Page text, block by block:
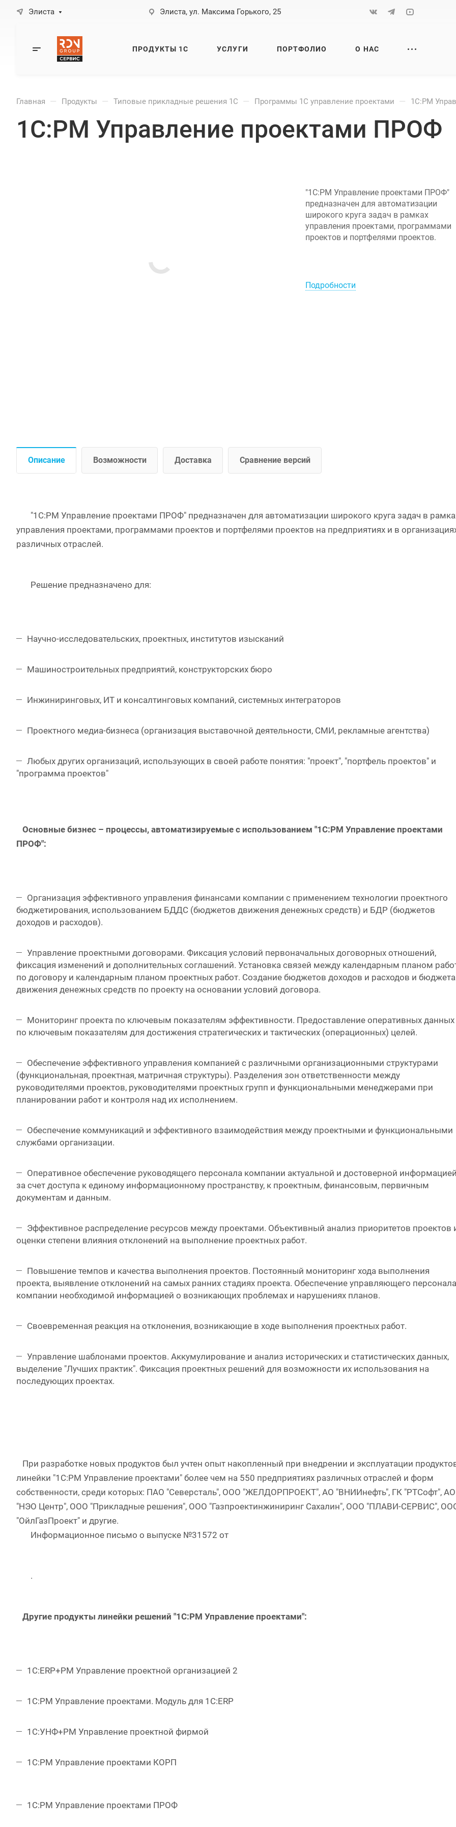
Элиста Элиста, ул. Максима Горького, 25
ПРОДУКТЫ 1С УСЛУГИ ПОРТФОЛИО О НАС
Главная — Продукты — Типовые прикладные решения 1С — Программы 1С управление проектами — 1С:PM
1С:PM Управление проектами ПРОФ
"1С:PM Управление проектами ПРОФ"
предназначен для автоматизации
широкого круга задач в рамках
управления проектами, программами
проектов и портфелями проектов.
Подробности
Описание Возможности Доставка Сравнение версий
"1С:PM Управление проектами ПРОФ" предназначен для автоматизации широкого круга задач в
управления проектами, программами проектов и портфелями проектов на предприятиях и в
различных отраслей.
Решение предназначено для:
Научно-исследовательских, проектных, институтов изысканий
Машиностроительных предприятий, конструкторских бюро
Инжиниринговых, ИТ и консалтинговых компаний, системных интеграторов
Проектного медиа-бизнеса (организация выставочной деятельности, СМИ, рекламные агентства)
Любых других организаций, использующих в своей работе понятия: "проект", "портфель проектов" и
"программа проектов"
Основные бизнес – процессы, автоматизируемые с использованием "1С:PM Управление проектами
ПРОФ":
Организация эффективного управления финансами компании с применением технологии проектного
бюджетирования, использованием БДДС (бюджетов движения денежных средств) и БДР (бюджетов
доходов и расходов).
Управление проектными договорами. Фиксация условий первоначальных договорных отношений,
фиксация изменений и дополнительных соглашений. Установка связей между календарным планом
по договору и календарным планом проектных работ. Создание бюджетов доходов и расходов и бюджета
движения денежных средств по проекту на основании условий договора.
Мониторинг проекта по ключевым показателям эффективности. Предоставление оперативных данных
по ключевым показателям для достижения стратегических и тактических (операционных) целей.
Обеспечение эффективного управления компанией с различными организационными структурами
(функциональная, проектная, матричная структуры). Разделения зон ответственности между
руководителями проектов, руководителями проектных групп и функциональными менеджерами при
планировании работ и контроля над их исполнением.
Обеспечение коммуникаций и эффективного взаимодействия между проектными и функциональными
службами организации.
Оперативное обеспечение руководящего персонала компании актуальной и достоверной
за счет доступа к единому информационному пространству, к проектным, финансовым, первичным
документам и данным.
Эффективное распределение ресурсов между проектами. Объективный анализ приоритетов проектов
оценки степени влияния отклонений на выполнение проектных работ.
Повышение темпов и качества выполнения проектов. Постоянный мониторинг хода выполнения
проекта, выявление отклонений на самых ранних стадиях проекта. Обеспечение управляющего персонала
компании необходимой информацией о возникающих проблемах и нарушениях планов.
Своевременная реакция на отклонения, возникающие в ходе выполнения проектных работ.
Управление шаблонами проектов. Аккумулирование и анализ исторических и статистических данных,
выделение "Лучших практик". Фиксация проектных решений для возможности их использования на
последующих проектах.
При разработке новых продуктов был учтен опыт накопленный при внедрении и эксплуатации
линейки "1С:PM Управление проектами" более чем на 550 предприятиях различных отраслей и форм
собственности, среди которых: ПАО "Северсталь", ООО "ЖЕЛДОРПРОЕКТ", АО "ВНИИнефть", ГК "РТСофт", АО
"НЭО Центр", ООО "Прикладные решения", ООО "Газпроектинжиниринг Сахалин", ООО "ПЛАВИ-СЕРВИС",
"ОйлГазПроект" и другие.
Информационное письмо о выпуске №31572 от
.
Другие продукты линейки решений "1С:PM Управление проектами":
1С:ERP+PM Управление проектной организацией 2
1С:PM Управление проектами. Модуль для 1С:ERP
1С:УНФ+PM Управление проектной фирмой
1С:PM Управление проектами КОРП
1С:PM Управление проектами ПРОФ